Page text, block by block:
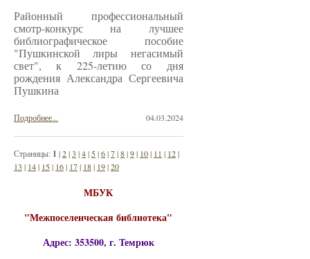
Районный профессиональный
смотр-конкурс на лучшее
библиографическое пособие
"Пушкинской лиры негасимый
свет", к 225-летию со дня
рождения Александра Сергеевича
Пушкина
04.03.2024
Подробнее...
Страницы: 1 |2|3 |4| 5|6|7|8|9| 10| 11 | 12|
13 | 14| 15| 16| 17| 18| 19|20
МБУК
"Межпоселенческая библиотека"
Адрес: 353500, г. Темрюк